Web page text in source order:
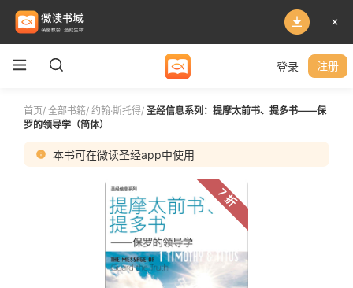
登录 注册
首页/ 全部书籍/ 约翰·斯托得/ 圣经信息系列：提摩太前书、提多书——保
罗的领导学（简体）
本书可在微读圣经app中使用
7 折